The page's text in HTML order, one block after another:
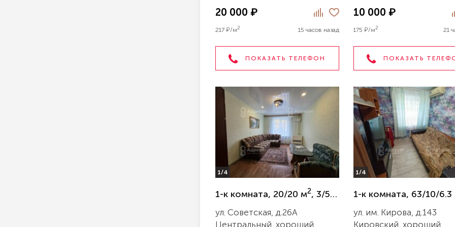
20 000 ₽
217 ₽/м2 15 часов назад
ПОКАЗАТЬ ТЕЛЕФОН
10 000 ₽
175 ₽/м2 21
ПОКАЗАТЬ
1/4
1-к комната, 20/20 м2, 3/5 эт.
ул. Советская, д.26А
Центральный, хороший
1/4
1-к комната, 63/10/6.3
ул. им. Кирова, д.143
Кировский, хороший